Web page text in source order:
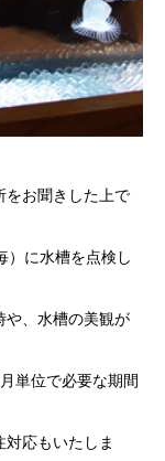
お聞きした上で
に水槽を点検し
、水槽の美観が
単位で必要な期間
応もいたしま